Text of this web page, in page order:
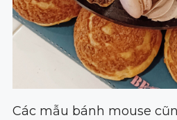
Các mẫu bánh mouse